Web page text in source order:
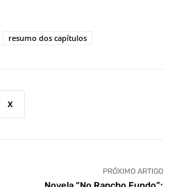
resumo dos capítulos
X
PRÓXIMO ARTIGO